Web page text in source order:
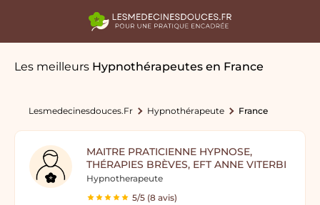
Les meilleurs Hypnothérapeutes en France
Lesmedecinesdouces.fr Hypnothérapeute France
MAITRE PRATICIENNE HYPNOSE,
THÉRAPIES BRÈVES, EFT ANNE VITERBI
Hypnotherapeute
5/5 (8 avis)